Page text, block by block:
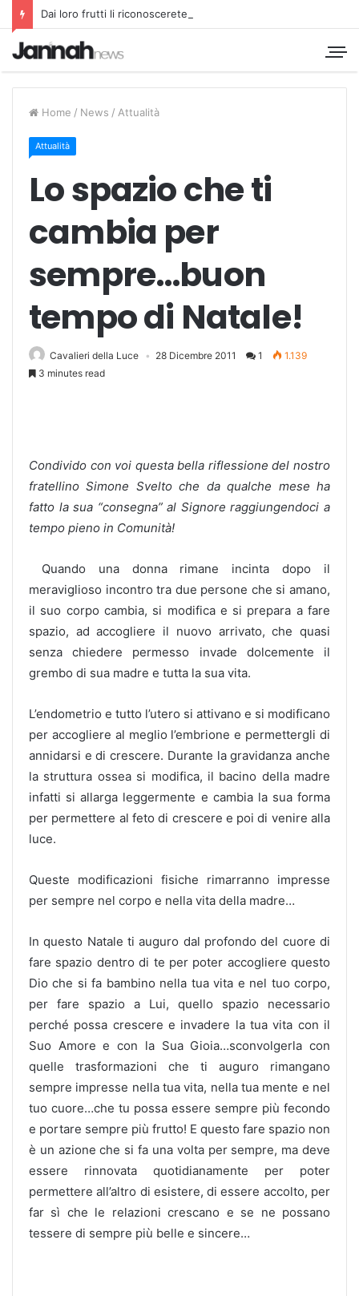
Dai loro frutti li riconoscerete
Home / News / Attualità
Attualità
Lo spazio che ti
cambia per
sempre…buon
tempo di Natale!
Cavalieri della Luce 28 Dicembre 2011 1
1.139
3 minutes read
Condivido con voi questa bella riflessione del nostro
fratellino Simone Svelto che da qualche mese ha
fatto la sua “consegna” al Signore raggiungendoci a
tempo pieno in Comunità!
Quando una donna rimane incinta dopo il
meraviglioso incontro tra due persone che si amano,
il suo corpo cambia, si modifica e si prepara a fare
spazio, ad accogliere il nuovo arrivato, che quasi
senza chiedere permesso invade dolcemente il
grembo di sua madre e tutta la sua vita.
L’endometrio e tutto l’utero si attivano e si modificano
per accogliere al meglio l’embrione e permettergli di
annidarsi e di crescere. Durante la gravidanza anche
la struttura ossea si modifica, il bacino della madre
infatti si allarga leggermente e cambia la sua forma
per permettere al feto di crescere e poi di venire alla
luce.
Queste modificazioni fisiche rimarranno impresse
per sempre nel corpo e nella vita della madre…
In questo Natale ti auguro dal profondo del cuore di
fare spazio dentro di te per poter accogliere questo
Dio che si fa bambino nella tua vita e nel tuo corpo,
per fare spazio a Lui, quello spazio necessario
perché possa crescere e invadere la tua vita con il
Suo Amore e con la Sua Gioia…sconvolgerla con
quelle trasformazioni che ti auguro rimangano
sempre impresse nella tua vita, nella tua mente e nel
tuo cuore…che tu possa essere sempre più fecondo
e portare sempre più frutto! E questo fare spazio non
è un azione che si fa una volta per sempre, ma deve
essere rinnovata quotidianamente per poter
permettere all’altro di esistere, di essere accolto, per
far sì che le relazioni crescano e se ne possano
tessere di sempre più belle e sincere…